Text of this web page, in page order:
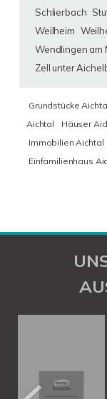
Schlierbach
Weilheim
Wendlingen am
Zell unter
Grundstücke
Aichtal
Häuser
Immobilien Aichtal
Einfamilienhaus